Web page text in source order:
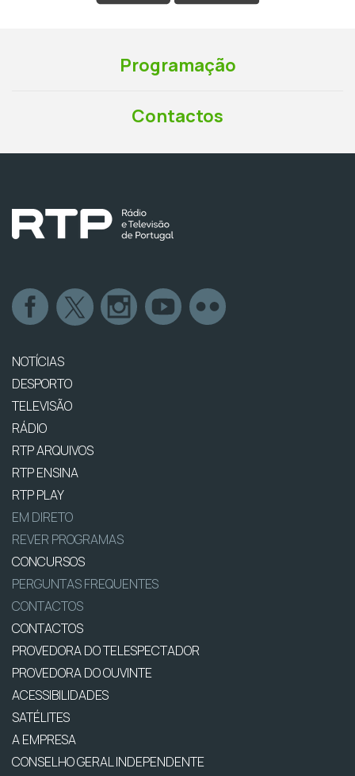
Programação
Contactos
NOTÍCIAS
DESPORTO
TELEVISÃO
RÁDIO
RTP ARQUIVOS
RTP ENSINA
RTP PLAY
EM DIRETO
REVER PROGRAMAS
CONCURSOS
PERGUNTAS FREQUENTES
CONTACTOS
CONTACTOS
PROVEDORA DO TELESPECTADOR
PROVEDORA DO OUVINTE
ACESSIBILIDADES
SATÉLITES
A EMPRESA
CONSELHO GERAL INDEPENDENTE